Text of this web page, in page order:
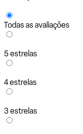
Todas as avaliações
5 estrelas
4 estrelas
3 estrelas